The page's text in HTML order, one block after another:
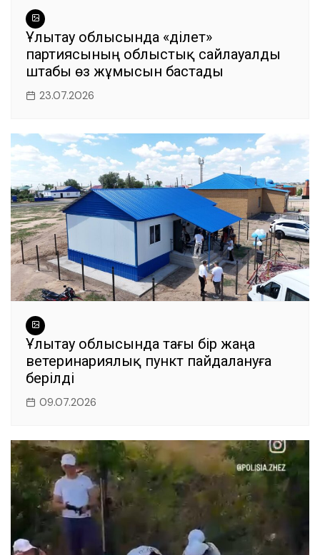
Ұлытау облысында «Әділет»
партиясының облыстық сайлауалды
штабы өз жұмысын бастады
23.07.2026
Ұлытау облысында тағы бір жаңа
ветеринариялық пункт пайдалануға
берілді
09.07.2026